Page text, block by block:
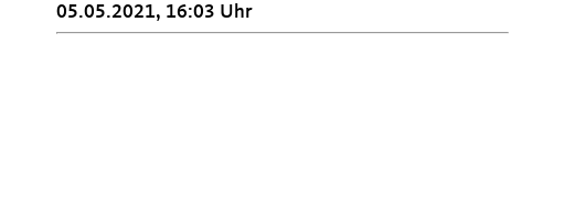
05.05.2021, 16:03 Uhr